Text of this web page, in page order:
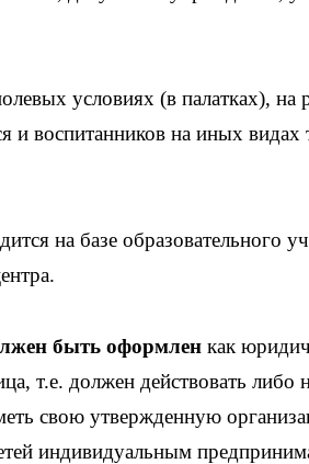
условиях (в палатках),
и воспитанников на иных видах
на базе образовательного
быть оформлен как
т.е. должен действовать либо
свою утвержденную
индивидуальным